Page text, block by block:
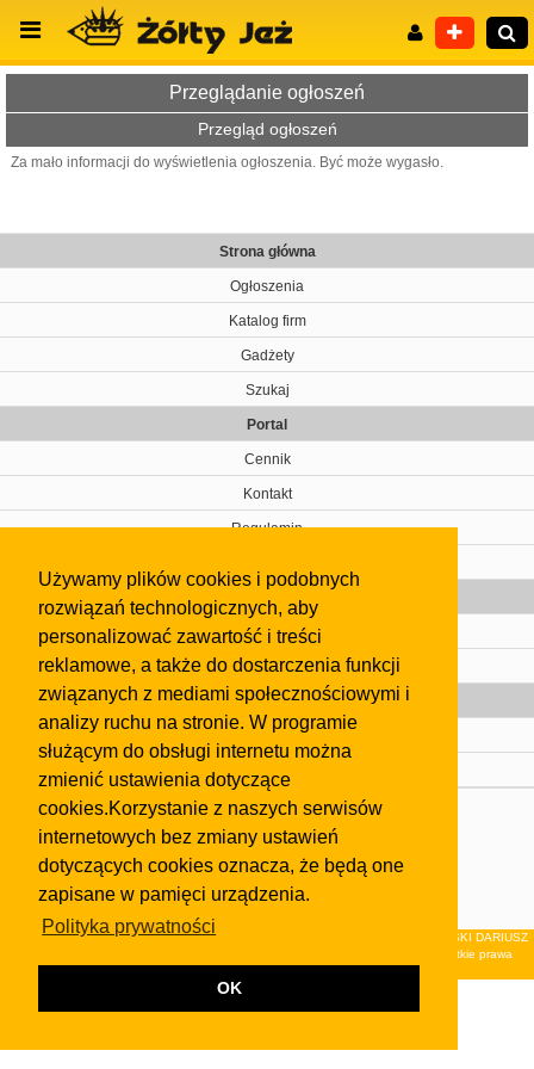
Używamy plików cookies i podobnych
rozwiązań technologicznych, aby
personalizować zawartość i treści
reklamowe, a także do dostarczenia funkcji
związanych z mediami społecznościowymi i
analizy ruchu na stronie. W programie
służącym do obsługi internetu można
zmienić ustawienia dotyczące
cookies.Korzystanie z naszych serwisów
internetowych bez zmiany ustawień
dotyczących cookies oznacza, że będą one
zapisane w pamięci urządzenia.
Polityka prywatności
OK
Przeglądanie ogłoszeń
Przegląd ogłoszeń
Za mało informacji do wyświetlenia ogłoszenia. Być może wygasło.
Strona główna
Ogłoszenia
Katalog firm
Gadżety
Szukaj
Portal
Cennik
Kontakt
Regulamin
Gazeta
Olkusz
Kontakt
Strefa dla biznesu
Biura nieruchomości
Dealerzy i autokomisy
Skontaktuj się z nami
regulaminuiPolityki Prywatności.
Klauzula FB
© 2026Wydawnictwo NEON sp. z o.o. (dawniej: FIRMA NEON MAREK KLUCZEWSKI DARIUSZ
KRAWCZYK s.c.) z siedzibą w Olkuszu, ul.Żuradzka 15, 32-300 Olkusz . Wszystkie prawa